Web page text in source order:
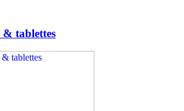
& tablettes